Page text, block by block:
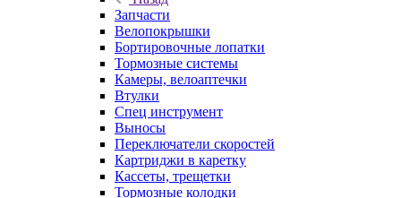
Запчасти
Велопокрышки
Бортировочные лопатки
Тормозные системы
Камеры, велоаптечки
Втулки
Спец инструмент
Выносы
Переключатели скоростей
Картриджи в каретку
Кассеты, трещетки
Тормозные колодки